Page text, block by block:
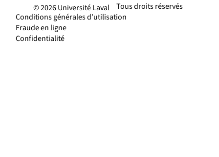
Tous droits réservés
© 2026 Université Laval
Conditions générales d'utilisation
Fraude en ligne
Confidentialité